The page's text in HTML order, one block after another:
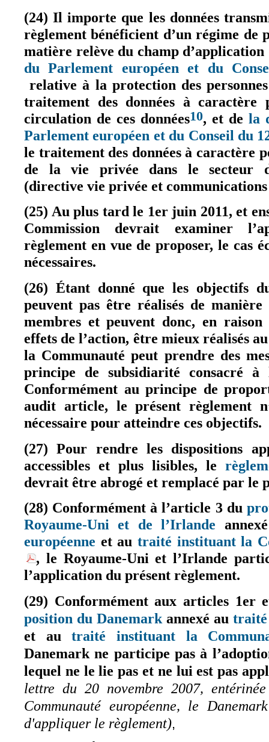
(24) Il importe que les données
règlement bénéficient d’un régime
matière relève du champ
du Parlement européen et du
(le lien est externe)
relative à la protection des
traitement des données à
circulation de ces données10, et de la
Parlement européen et du Conseil du
le traitement des données à caractère
de la vie privée dans le secteur
(directive vie privée et
(25) Au plus tard le 1er juin 2011, et
Commission devrait examiner
règlement en vue de proposer, le cas
nécessaires.
(26) Étant donné que les objectifs
peuvent pas être réalisés de
membres et peuvent donc, en
effets de l’action, être mieux réalisés
la Communauté peut prendre des
principe de subsidiarité consacré
Conformément au principe de
audit article, le présent règlement
nécessaire pour atteindre ces objectifs.
(27) Pour rendre les dispositions
accessibles et plus lisibles, le
devrait être abrogé et remplacé par le
(28) Conformément à l’article 3 du
Royaume-Uni et de l’Irlande (le lien est
européenne (le lien est externe)
et au traité instituant la
(le lien est externe)
, le Royaume-Uni et l’Irlande
l’application du présent règlement.
(29) Conformément aux articles 1er
position du Danemark (le lien est externe)
annexé autraité
et autraité instituant la
Danemark ne participe pas à
lequel ne le lie pas et ne lui est pas
lettre du 20 novembre 2007,
Communauté européenne, le
d'appliquer le règlement),